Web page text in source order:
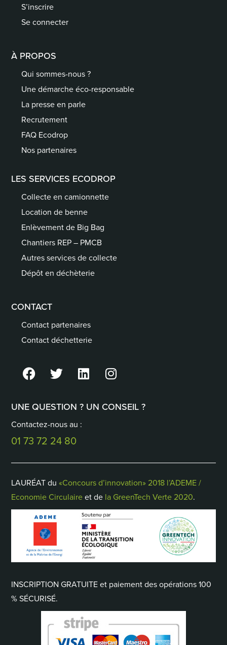
S’inscrire
Se connecter
À PROPOS
Qui sommes-nous ?
Une démarche éco-responsable
La presse en parle
Recrutement
FAQ Ecodrop
Nos partenaires
LES SERVICES ECODROP
Collecte en camionnette
Location de benne
Enlèvement de Big Bag
Chantiers REP – PMCB
Autres services de collecte
Dépôt en déchèterie
CONTACT
Contact partenaires
Contact déchetterie
UNE QUESTION ? UN CONSEIL ?
Contactez-nous au :
01 73 72 24 80
LAURÉAT du«Concours d’innovation» 2018 l’ADEME /
Economie Circulaireet de la GreenTech Verte 2020.
INSCRIPTION GRATUITE et paiement des opérations 100
% SÉCURISÉ.